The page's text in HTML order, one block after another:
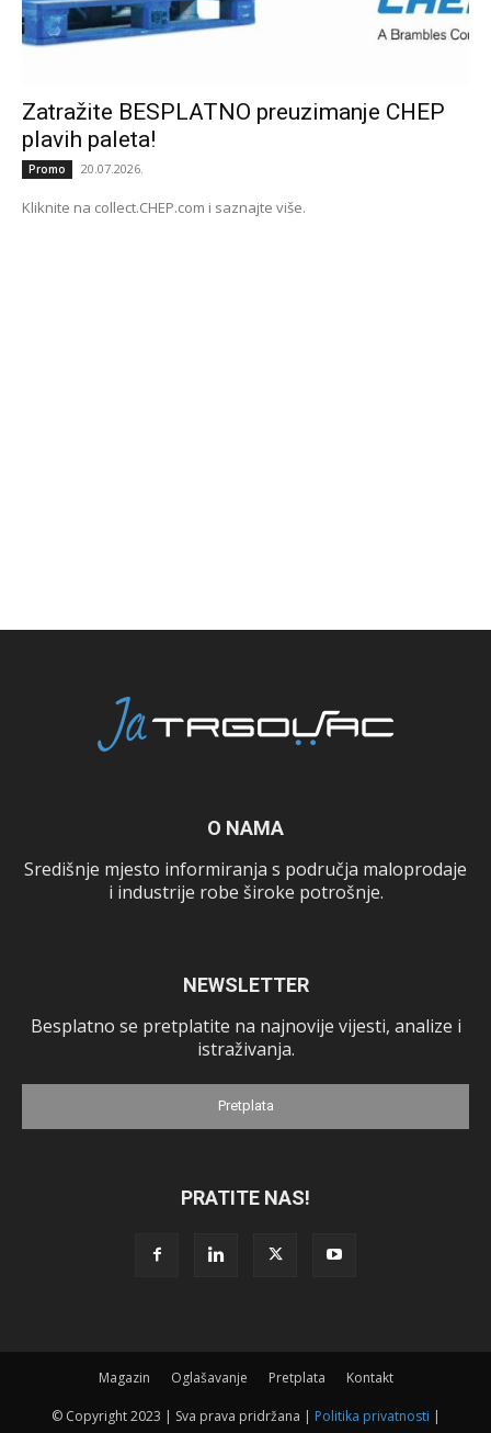
Zatražite BESPLATNO preuzimanje CHEP
plavih paleta!
Promo 20.07.2026.
Kliknite na collect.CHEP.com i saznajte više.
O NAMA
Središnje mjesto informiranja s područja maloprodaje
i industrije robe široke potrošnje.
NEWSLETTER
Besplatno se pretplatite na najnovije vijesti, analize i
istraživanja.
Pretplata
PRATITE NAS!
Magazin Oglašavanje Pretplata Kontakt
© Copyright 2023 | Sva prava pridržana | Politika privatnosti |